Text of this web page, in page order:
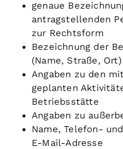
genaue
antragstellenden
zur Rechtsform
Bezeichnung der
(Name, Straße, Ort)
Angaben zu den
geplanten
Betriebsstätte
Angaben zu
Name, Telefon-
E-Mail-Adresse